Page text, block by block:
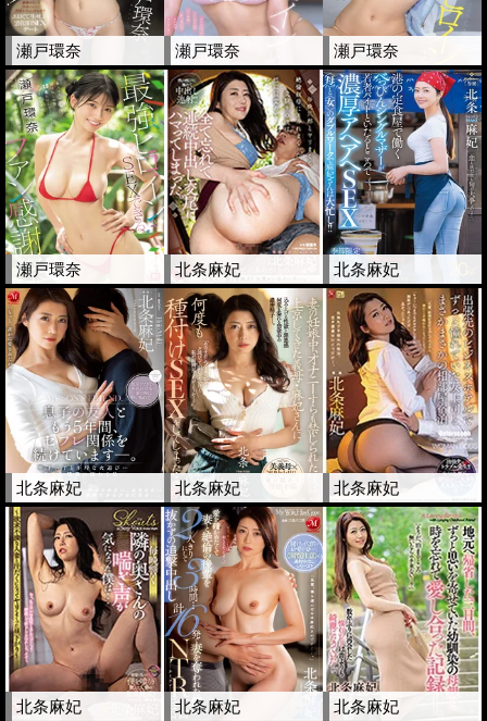
瀬戸環奈 瀬戸環奈 瀬戸環奈
瀬戸環奈 北条麻妃 北条麻妃
北条麻妃 北条麻妃 北条麻妃
北条麻妃 北条麻妃 北条麻妃